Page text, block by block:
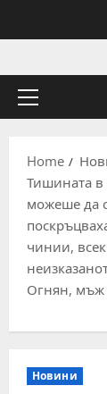
Primary
Home
Тишината в
можеше да
чинии,
Огнян, мъж
Новини